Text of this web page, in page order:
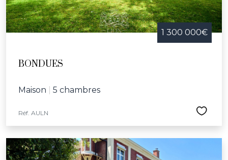
1 300 000€
BONDUES
Maison 5 chambres
Réf. AULN